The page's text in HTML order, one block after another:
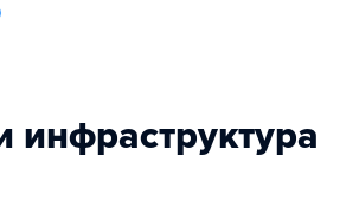
инфраструктура